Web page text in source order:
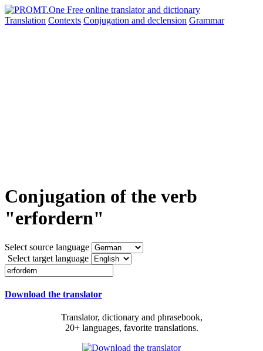
Translation Contexts Conjugation and declension Grammar
Conjugation of the verb
"erfordern"
Select source language
Select target language
Download the translator
Translator, dictionary and phrasebook,
20+ languages, favorite translations.